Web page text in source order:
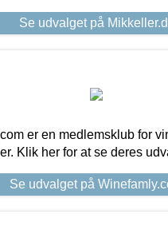
Se udvalget på
er en medlemsklub for
Klik her for at se deres
Se udvalget på